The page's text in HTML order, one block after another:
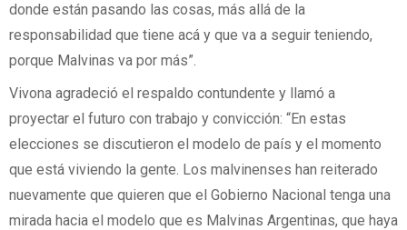
donde están pasando las cosas, más allá de la
responsabilidad que tiene acá y que va a seguir teniendo,
porque Malvinas va por más”.
Vivona agradeció el respaldo contundente y llamó a
proyectar el futuro con trabajo y convicción: “En estas
elecciones se discutieron el modelo de país y el momento
que está viviendo la gente. Los malvinenses han reiterado
nuevamente que quieren que el Gobierno Nacional tenga una
mirada hacia el modelo que es Malvinas Argentinas, que haya